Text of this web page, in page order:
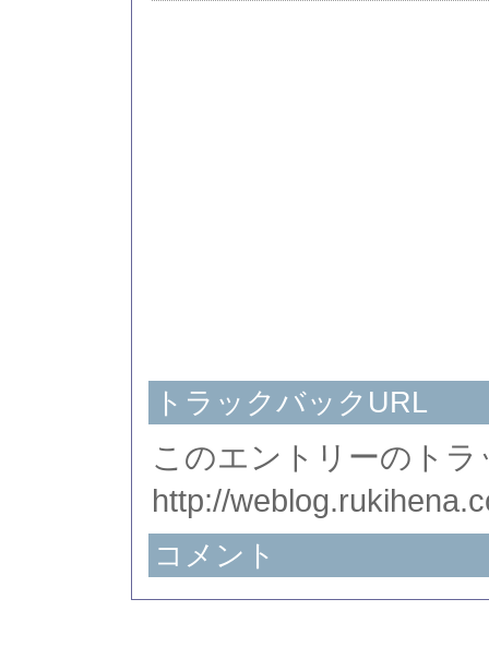
トラックバックURL
このエントリーのト
http://
コメント